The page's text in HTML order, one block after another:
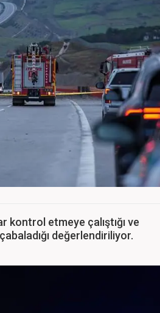
kontrol etmeye çalıştığı ve
değerlendiriliyor.